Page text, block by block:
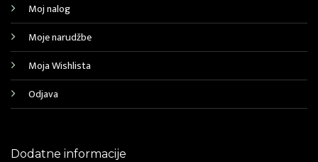
Moj nalog
Moje narudžbe
Moja Wishlista
Odjava
Dodatne informacije